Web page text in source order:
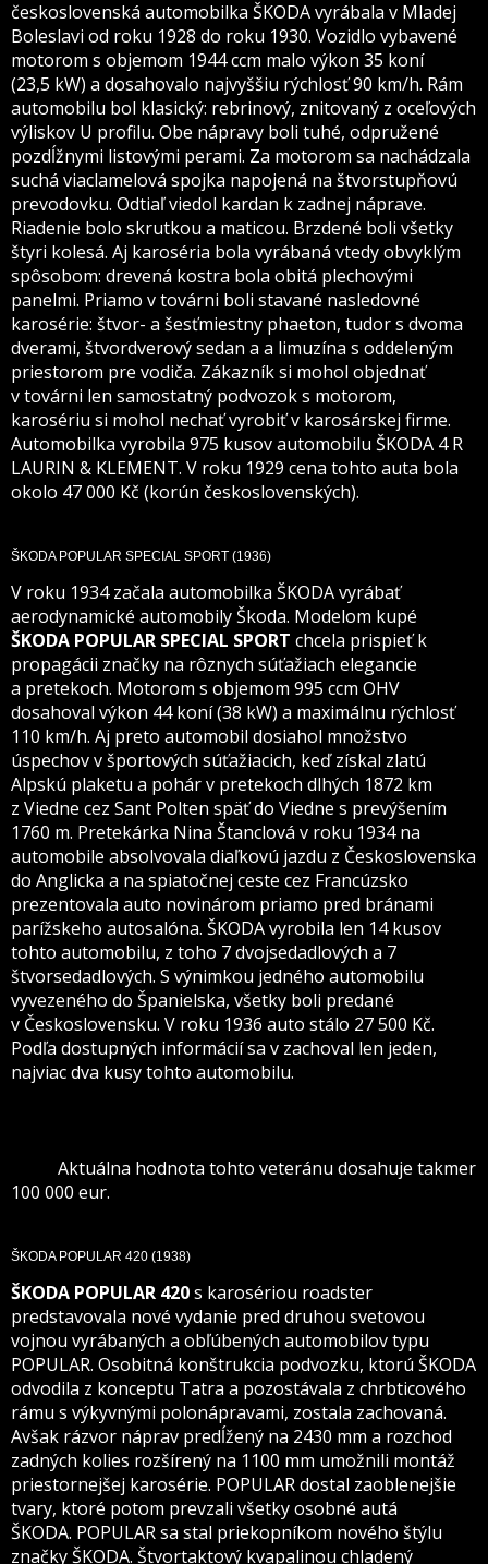
československá automobilka ŠKODA vyrábala v Mladej
Boleslavi od roku 1928 do roku 1930. Vozidlo vybavené
motorom s objemom 1944 ccm malo výkon 35 koní
(23,5 kW) a dosahovalo najvyššiu rýchlosť 90 km/h. Rám
automobilu bol klasický: rebrinový, znitovaný z oceľových
výliskov U profilu. Obe nápravy boli tuhé, odpružené
pozdĺžnymi listovými perami. Za motorom sa nachádzala
suchá viaclamelová spojka napojená na štvorstupňovú
prevodovku. Odtiaľ viedol kardan k zadnej náprave.
Riadenie bolo skrutkou a maticou. Brzdené boli všetky
štyri kolesá. Aj karoséria bola vyrábaná vtedy obvyklým
spôsobom: drevená kostra bola obitá plechovými
panelmi. Priamo v továrni boli stavané nasledovné
karosérie: štvor- a šesťmiestny phaeton, tudor s dvoma
dverami, štvordverový sedan a a limuzína s oddeleným
priestorom pre vodiča. Zákazník si mohol objednať
v továrni len samostatný podvozok s motorom,
karosériu si mohol nechať vyrobiť v karosárskej firme.
Automobilka vyrobila 975 kusov automobilu ŠKODA 4 R
LAURIN & KLEMENT. V roku 1929 cena tohto auta bola
okolo 47 000 Kč (korún československých).
ŠKODA POPULAR SPECIAL SPORT (1936)
V roku 1934 začala automobilka ŠKODA vyrábať
aerodynamické automobily Škoda. Modelom kupé
ŠKODA POPULAR SPECIAL SPORT chcela prispieť k
propagácii značky na rôznych súťažiach elegancie
a pretekoch. Motorom s objemom 995 ccm OHV
dosahoval výkon 44 koní (38 kW) a maximálnu rýchlosť
110 km/h. Aj preto automobil dosiahol množstvo
úspechov v športových súťažiacich, keď získal zlatú
Alpskú plaketu a pohár v pretekoch dlhých 1872 km
z Viedne cez Sant Polten späť do Viedne s prevýšením
1760 m. Pretekárka Nina Štanclová v roku 1934 na
automobile absolvovala diaľkovú jazdu z Československa
do Anglicka a na spiatočnej ceste cez Francúzsko
prezentovala auto novinárom priamo pred bránami
parížskeho autosalóna. ŠKODA vyrobila len 14 kusov
tohto automobilu, z toho 7 dvojsedadlových a 7
štvorsedadlových. S výnimkou jedného automobilu
vyvezeného do Španielska, všetky boli predané
v Československu. V roku 1936 auto stálo 27 500 Kč.
Podľa dostupných informácií sa v zachoval len jeden,
najviac dva kusy tohto automobilu.
Aktuálna hodnota tohto veteránu dosahuje takmer
100 000 eur.
ŠKODA POPULAR 420 (1938)
ŠKODA POPULAR 420s karosériou roadster
predstavovala nové vydanie pred druhou svetovou
vojnou vyrábaných a obľúbených automobilovtypu
POPULAR. Osobitná konštrukcia podvozku, ktorú ŠKODA
odvodila z konceptu Tatra a pozostávala z chrbticového
rámu s výkyvnými polonápravami, zostala zachovaná.
Avšak rázvor náprav predĺžený na 2430 mm a rozchod
zadných kolies rozšírený na 1100 mm umožnili montáž
priestornejšej karosérie. POPULAR dostal zaoblenejšie
tvary, ktoré potom prevzali všetky osobné autá
ŠKODA. POPULAR sa stal priekopníkom nového štýlu
značky ŠKODA. Štvortaktový kvapalinou chladený